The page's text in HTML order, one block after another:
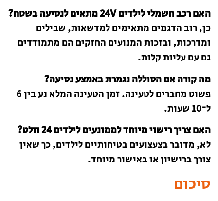
האם רכב חשמלי לילדים 24V מתאים לנסיעה בשטח?
כן, רוב הדגמים מתאימים למדשאות, שבילים
ומדרכות, ובזכות המנועים החזקים הם מתמודדים
גם עם עליות קלות.
מה קורה אם הסוללה נגמרת באמצע נסיעה?
פשוט מחברים לטעינה. זמן הטעינה המלא נע בין 6
ל־10 שעות.
האם צריך רישוי מיוחד לממונעים לילדים 24 וולט?
לא, מדובר בצעצועים בטיחותיים לילדים, כך שאין
צורך ברישיון או באישור מיוחד.
סיכום